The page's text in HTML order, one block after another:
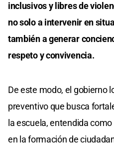
inclusivos y libres de
no solo a intervenir en
también a generar
respeto y convivencia.
De este modo, el gobierno
preventivo que busca
la escuela, entendida
en la formación de